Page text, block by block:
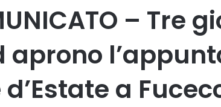
– Tre
aprono
d’Estate a